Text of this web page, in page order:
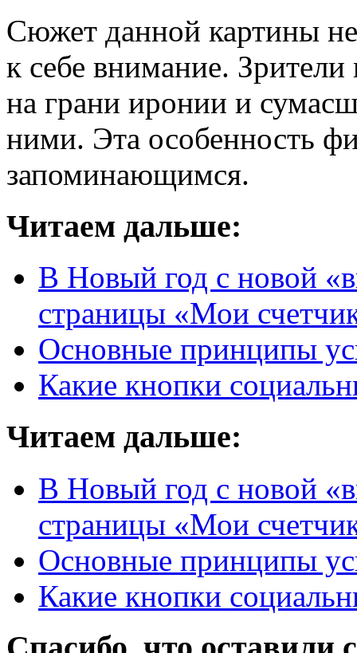
Сюжет данной картины
к себе внимание.
на грани иронии и
ними. Эта особенность
запоминающимся.
Читаем дальше:
В Новый год с новой
страницы «Мои
Основные принципы
Какие кнопки
Читаем дальше:
В Новый год с новой
страницы «Мои
Основные принципы
Какие кнопки